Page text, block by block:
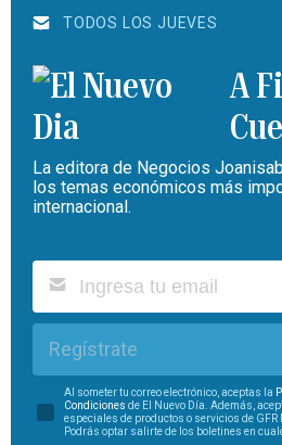
TODOS LOS JUEVES
A
La editora de Negocios
los temas económicos más
internacional.
Regístrate
Al someter tu correo electrónico, aceptas la
Condiciones de El Nuevo Día. Además,
especiales de productos o servicios de
Podrás optar salirte de los boletines en